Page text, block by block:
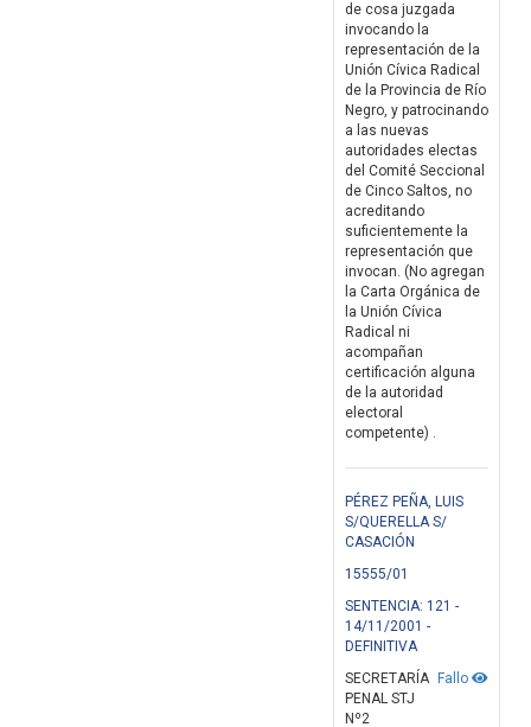
de cosa juzgada
invocando la
representación de la
Unión Cívica Radical
de la Provincia de Río
Negro, y patrocinando
a las nuevas
autoridades electas
del Comité Seccional
de Cinco Saltos, no
acreditando
suficientemente la
representación que
invocan. (No agregan
la Carta Orgánica de
la Unión Cívica
Radical ni
acompañan
certificación alguna
de la autoridad
electoral
competente) .
PÉREZ PEÑA, LUIS
S/QUERELLA S/
CASACIÓN
15555/01
SENTENCIA: 121 -
14/11/2001 -
DEFINITIVA
Fallo
SECRETARÍA
PENAL STJ
Nº2